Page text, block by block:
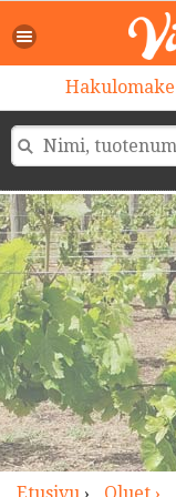
Hakulomake